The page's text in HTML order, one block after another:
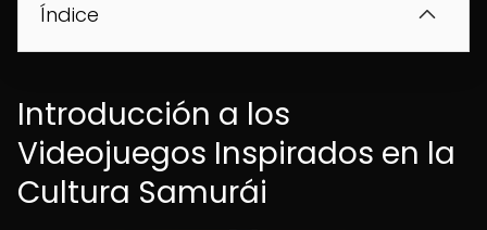
Índice
Introducción a los
Videojuegos Inspirados en la
Cultura Samurái